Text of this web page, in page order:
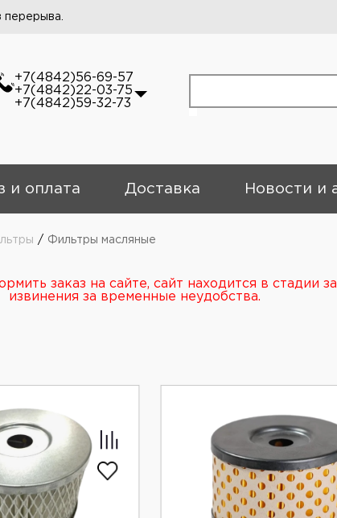
+7(4842)56-69-57
+7(4842)22-03-75
+7(4842)59-32-73
и оплата Доставка Новости и
/ Фильтры масляные
заказ на сайте, сайт находится в стадии
извинения за временные неудобства.